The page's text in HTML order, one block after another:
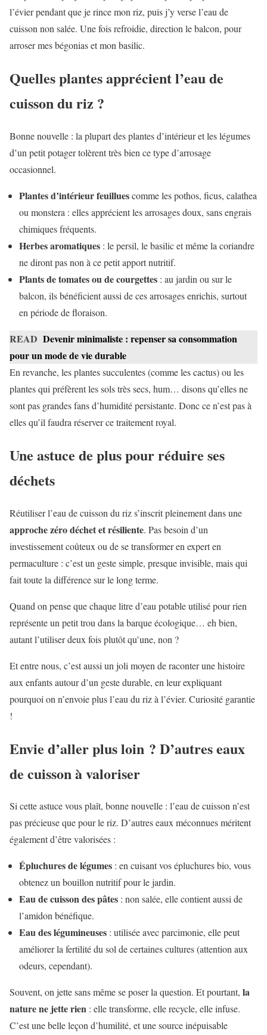
l’évier pendant que je rince mon riz, puis j’y verse l’eau de
cuisson non salée. Une fois refroidie, direction le balcon, pour
arroser mes bégonias et mon basilic.
Quelles plantes apprécient l’eau de
cuisson du riz ?
Bonne nouvelle : la plupart des plantes d’intérieur et les légumes
d’un petit potager tolèrent très bien ce type d’arrosage
occasionnel.
Plantes d’intérieur feuilluescomme les pothos, ficus, calathea
ou monstera : elles apprécient les arrosages doux, sans engrais
chimiques fréquents.
Herbes aromatiques : le persil, le basilic et même la coriandre
ne diront pas non à ce petit apport nutritif.
Plants de tomates ou de courgettes : au jardin ou sur le
balcon, ils bénéficient aussi de ces arrosages enrichis, surtout
en période de floraison.
READ Devenir minimaliste : repenser sa consommation
pour un mode de vie durable
En revanche, les plantes succulentes (comme les cactus) ou les
plantes qui préfèrent les sols très secs, hum… disons qu’elles ne
sont pas grandes fans d’humidité persistante. Donc ce n’est pas à
elles qu’il faudra réserver ce traitement royal.
Une astuce de plus pour réduire ses
déchets
Réutiliser l’eau de cuisson du riz s’inscrit pleinement dans une
approche zéro déchet et résiliente. Pas besoin d’un
investissement coûteux ou de se transformer en expert en
permaculture : c’est un geste simple, presque invisible, mais qui
fait toute la différence sur le long terme.
Quand on pense que chaque litre d’eau potable utilisé pour rien
représente un petit trou dans la barque écologique… eh bien,
autant l’utiliser deux fois plutôt qu’une, non ?
Et entre nous, c’est aussi un joli moyen de raconter une histoire
aux enfants autour d’un geste durable, en leur expliquant
pourquoi on n’envoie plus l’eau du riz à l’évier. Curiosité garantie
!
Envie d’aller plus loin ? D’autres eaux
de cuisson à valoriser
Si cette astuce vous plaît, bonne nouvelle : l’eau de cuisson n’est
pas précieuse que pour le riz. D’autres eaux méconnues méritent
également d’être valorisées :
Épluchures de légumes : en cuisant vos épluchures bio, vous
obtenez un bouillon nutritif pour le jardin.
Eau de cuisson des pâtes : non salée, elle contient aussi de
l’amidon bénéfique.
Eau des légumineuses : utilisée avec parcimonie, elle peut
améliorer la fertilité du sol de certaines cultures (attention aux
odeurs, cependant).
Souvent, on jette sans même se poser la question. Et pourtant, la
nature ne jette rien : elle transforme, elle recycle, elle infuse.
C’est une belle leçon d’humilité, et une source inépuisable